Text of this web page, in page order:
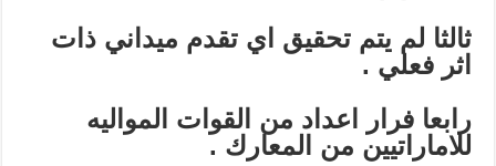
ثالثا لم يتم تحقيق اي تقدم ميداني ذات
اثر فعلي .
رابعا فرار اعداد من القوات المواليه
للاماراتيين من المعارك .